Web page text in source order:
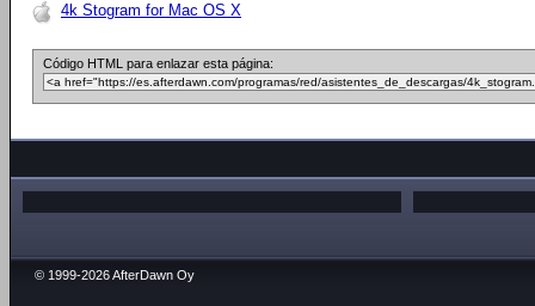
4k Stogram for Mac OS X
Código HTML para enlazar esta página:
© 1999-2026 AfterDawn Oy